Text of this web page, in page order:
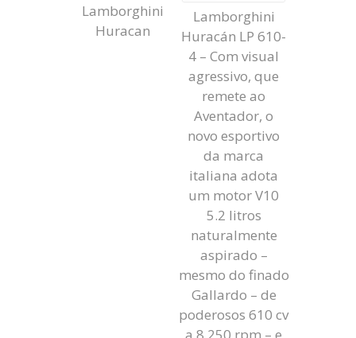
Lamborghini
Huracan
Lamborghini
Huracán LP 610-
4 – Com visual
agressivo, que
remete ao
Aventador, o
novo esportivo
da marca
italiana adota
um motor V10
5.2 litros
naturalmente
aspirado –
mesmo do finado
Gallardo – de
poderosos 610 cv